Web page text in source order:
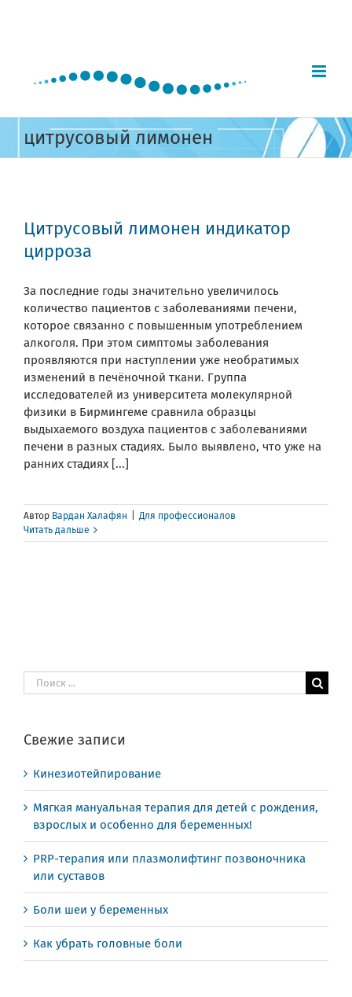
цитрусовый лимонен
Цитрусовый лимонен индикатор
цирроза
За последние годы значительно увеличилось
количество пациентов с заболеваниями печени,
которое связанно с повышенным употреблением
алкоголя. При этом симптомы заболевания
проявляются при наступлении уже необратимых
изменений в печёночной ткани. Группа
исследователей из университета молекулярной
физики в Бирмингеме сравнила образцы
выдыхаемого воздуха пациентов с заболеваниями
печени в разных стадиях. Было выявлено, что уже на
ранних стадиях [...]
Автор Вардан Халафян
Для профессионалов
Читать дальше
Результат
поиска:
Свежие записи
Кинезиотейпирование
Мягкая мануальная терапия для детей с рождения,
взрослых и особенно для беременных!
PRP-терапия или плазмолифтинг позвоночника
или суставов
Боли шеи у беременных
Как убрать головные боли